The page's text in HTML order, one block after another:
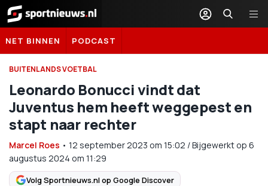
Sportnieuws.nl
NET BINNEN PODCAST
BUITENLANDS VOETBAL
Leonardo Bonucci vindt dat
Juventus hem heeft weggepest en
stapt naar rechter
Marcel Roes • 12 september 2023 om 15:02 /Bijgewerkt op 6
augustus 2024 om 11:29
Volg Sportnieuws.nl op Google Discover